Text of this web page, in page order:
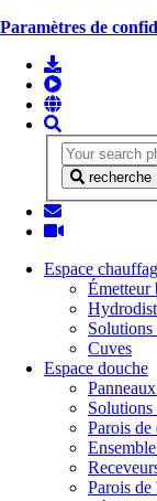
Paramètres de
recherche
Espace
Émetteur
Cuves
Espace douche
Solutions
Parois de
Parois